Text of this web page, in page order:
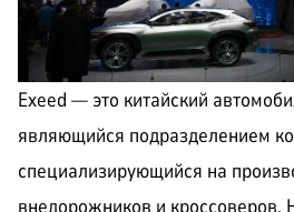
ЛИЗИНГ
Exeed — это китайский
являющийся подразделением
специализирующийся на